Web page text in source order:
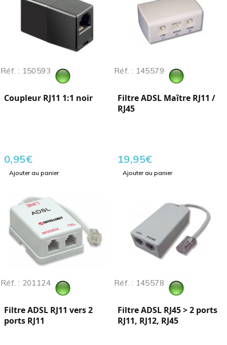
Réf. : 150593
Coupleur RJ11 1:1 noir
0,95€
Ajouter au panier
Réf. : 145579
Filtre ADSL Maître RJ11 /
RJ45
19,95€
Ajouter au panier
Réf. : 201124
Filtre ADSL RJ11 vers 2
ports RJ11
Réf. : 145578
Filtre ADSL RJ45 > 2 ports
RJ11, RJ12, RJ45